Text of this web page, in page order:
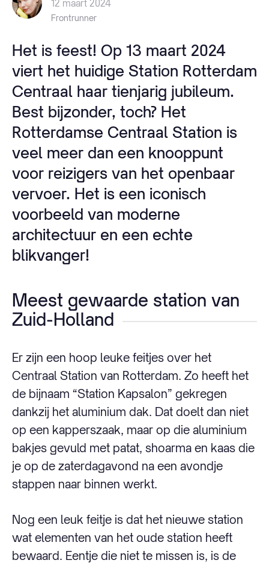
12 maart 2024
Frontrunner
Het is feest! Op 13 maart 2024
viert het huidige Station Rotterdam
Centraal haar tienjarig jubileum.
Best bijzonder, toch? Het
Rotterdamse Centraal Station is
veel meer dan een knooppunt
voor reizigers van het openbaar
vervoer. Het is een iconisch
voorbeeld van moderne
architectuur en een echte
blikvanger!
Meest gewaarde station van
Zuid-Holland
Er zijn een hoop leuke feitjes over het
Centraal Station van Rotterdam. Zo heeft het
de bijnaam “Station Kapsalon” gekregen
dankzij het aluminium dak. Dat doelt dan niet
op een kapperszaak, maar op die aluminium
bakjes gevuld met patat, shoarma en kaas die
je op de zaterdagavond na een avondje
stappen naar binnen werkt.
Nog een leuk feitje is dat het nieuwe station
wat elementen van het oude station heeft
bewaard. Eentje die niet te missen is, is de